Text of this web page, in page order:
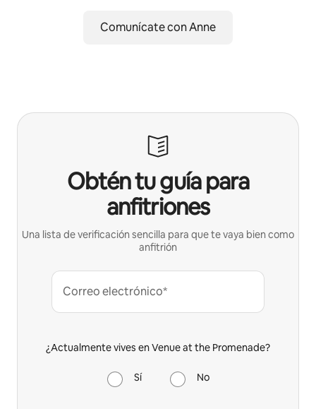
Comunícate con Anne
Obtén tu guía para
anfitriones
Una lista de verificación sencilla para que te vaya bien como
anfitrión
Correo electrónico*
¿Actualmente vives en Venue at the Promenade?
Sí No